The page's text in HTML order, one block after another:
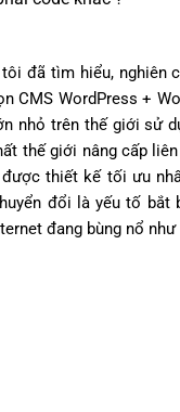
đã tìm hiểu, nghiên
CMS WordPress +
nhỏ trên thế giới sử
thế giới nâng cấp
thiết kế tối ưu
đổi là yếu tố bắt
đang bùng nổ như